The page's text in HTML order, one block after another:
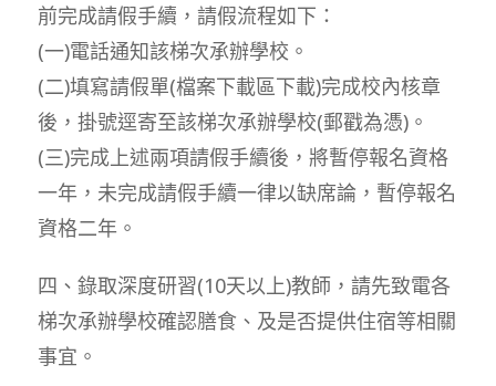
前完成請假手續，請假流程如下：
(一)電話通知該梯次承辦學校。
(二)填寫請假單(檔案下載區下載)完成校內核章
後，掛號逕寄至該梯次承辦學校(郵戳為憑)。
(三)完成上述兩項請假手續後，將暫停報名資格
一年，未完成請假手續一律以缺席論，暫停報名
資格二年。
四、錄取深度研習(10天以上)教師，請先致電各
梯次承辦學校確認膳食、及是否提供住宿等相關
事宜。